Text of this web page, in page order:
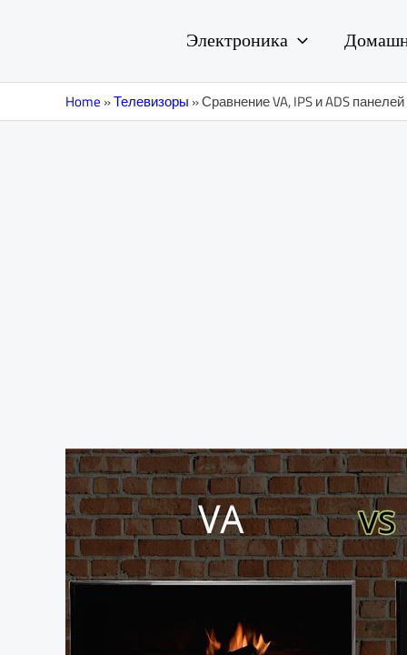
Электроника
Home»Телевизоры»Сравнение VA, IPS и ADS